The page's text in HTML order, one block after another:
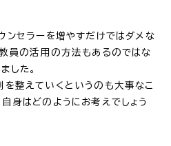
ンセラーを増やすだけではダメな
員の活用の方法もあるのではな
した。
整えていくというのも大事なこ
身はどのようにお考えでしょう